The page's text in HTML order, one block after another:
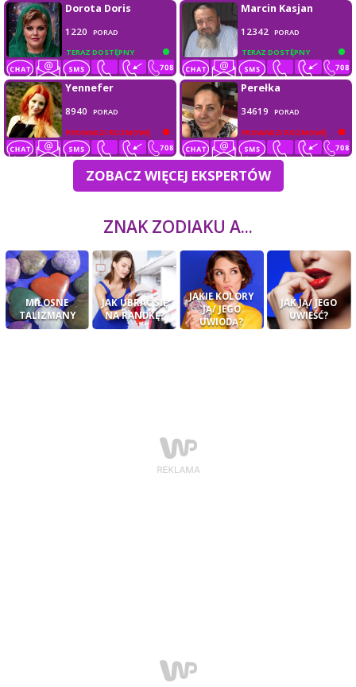
TERAZ DOSTĘPNY
Dorota Doris
1220
PORAD
TERAZ DOSTĘPNY
Marcin Kasjan
12342 PORAD
PROWADZI ROZMOWĘ
Yennefer
8940
PORAD
PROWADZI ROZMOWĘ
Perełka
34619 PORAD
ZOBACZ WIĘCEJ EKSPERTÓW
ZNAK ZODIAKU A...
MIŁOSNE
TALIZMANY
JAK UBRAĆ SIĘ
NA RANDKĘ?
JAKIE KOLORY
JĄ/ JEGO
UWIODĄ?
JAK JĄ/ JEGO
UWIEŚĆ?